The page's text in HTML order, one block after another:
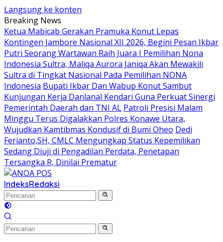
Langsung ke konten
Breaking News
Ketua Mabicab Gerakan Pramuka Konut Lepas
Kontingen Jambore Nasional XII 2026, Begini Pesan Ikbar
Putri Seorang Wartawan ‎Raih Juara I Pemilihan Nona
Indonesia Sultra, Maliqa Aurora Janiqa Akan Mewakili
Sultra di Tingkat Nasional Pada Pemilihan NONA
Indonesia Bupati Ikbar Dan Wabup Konut Sambut
Kunjungan Kerja Danlanal Kendari Guna Perkuat Sinergi
Pemerintah Daerah dan TNI AL Patroli Presisi Malam
Minggu Terus Digalakkan Polres Konawe Utara,
Wujudkan Kamtibmas Kondusif di Bumi Oheo Dedi
Ferianto,SH, CMLC Mengungkap Status Kepemilikan
Sedang Diuji di Pengadilan Perdata, Penetapan
Tersangka R, Dinilai Prematur
IndeksRedaksi